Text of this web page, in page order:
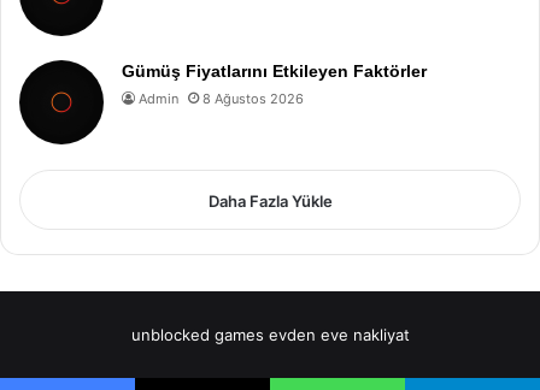
Gümüş Fiyatlarını Etkileyen Faktörler
Admin 8 Ağustos 2026
Daha Fazla Yükle
unblocked games evden eve nakliyat